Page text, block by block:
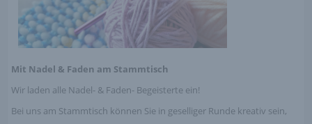
Mit Nadel & Faden am Stammtisch
Wir laden alle Nadel- & Faden- Begeisterte ein!
Bei uns am Stammtisch können Sie in geselliger Runde kreativ sein,